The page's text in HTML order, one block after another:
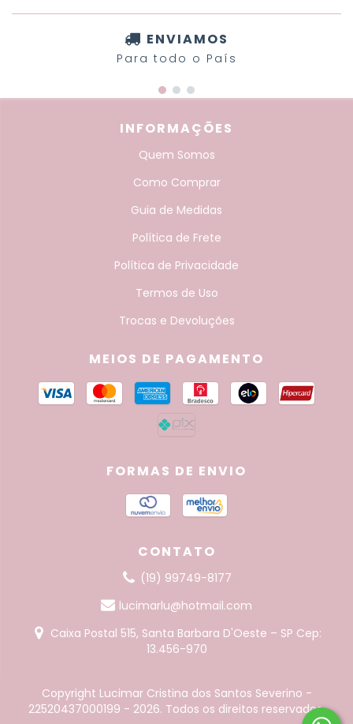
ENVIAMOS
Para todo o País
INFORMAÇÕES
Quem Somos
Como Comprar
Guia de Medidas
Política de Frete
Política de Privacidade
Termos de Uso
Trocas e Devoluções
MEIOS DE PAGAMENTO
FORMAS DE ENVIO
CONTATO
(19) 99749-8177
lucimarlu@hotmail.com
Caixa Postal 515, Santa Barbara D'Oeste – SP Cep:
13.456-970
Copyright Lucimar Cristina dos Santos Severino -
22520437000199 - 2026. Todos os direitos reservados.